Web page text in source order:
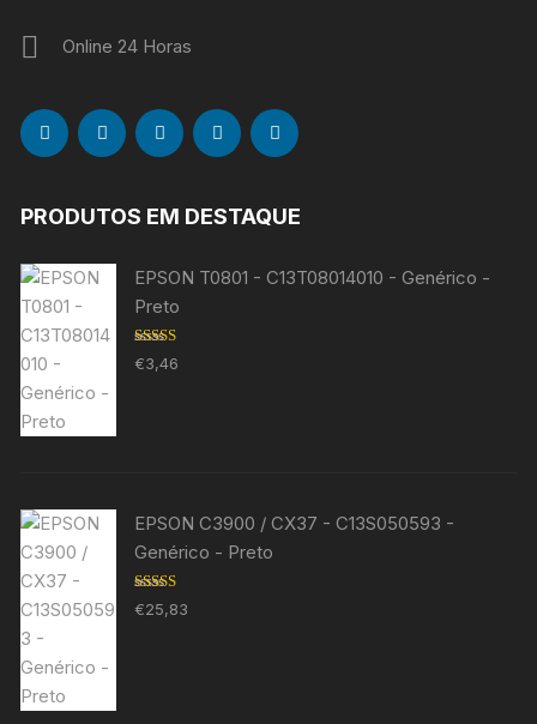
Online 24 Horas
PRODUTOS EM DESTAQUE
EPSON T0801 - C13T08014010 - Genérico -
Preto
Avaliação
5.00 de 5
€3,46
EPSON C3900 / CX37 - C13S050593 -
Genérico - Preto
Avaliação
5.00de 5
€25,83